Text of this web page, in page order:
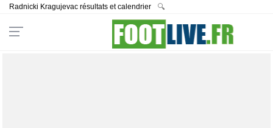
Radnicki Kragujevac résultats et calendrier 🔍